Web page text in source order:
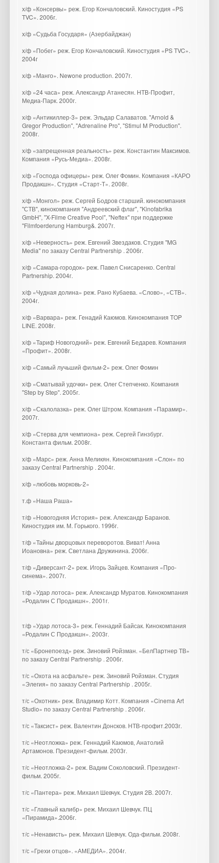
х/ф «Консервы» реж. Егор Кончаловский. Киностудия «PS
TVC». 2006г.
х/ф «Судьба Государя» (Азербайджан)
х/ф «Побег» реж. Егор Кончаловский. Киностудия «PS TVC».
2004г
х/ф «Манго». Newone production. 2007г.
х/ф «24 часа» реж. Александр Атанесян. НТВ-Профит,
Медиа-Парк. 2000г.
х/ф «Антикиллер-3» реж. Эльдар Салаватов. "Arnold &
Gregor Production", "Adrenaline Pro", "Stimul M Production".
2008г.
х/ф «запрещенная реальность» реж. Константин Максимов.
Компания «Русь-Медиа». 2008г.
х/ф «Господа офицеры» реж. Олег Фомин. Компания «КАРО
Продакшн». Студия «Старт-Т». 2008г.
х/ф «Монгол» реж. Сергей Бодров старший. кинокомпания
"СТВ", кинокомпания "Андреевский флаг", "Kinofabrika
GmbH", "X-Filme Creative Pool", "Neftex" при поддержке
"Filmfoerderung Hamburg&. 2007г.
х/ф «Неверность» реж. Евгений Звездаков. Студия "MG
Media" по заказу Central Partnership . 2006г.
х/ф «Самара-городок» реж. Павел Снисаренко. Central
Partnership. 2004г.
х/ф «Чудная долина» реж. Рано Кубаева. «Слово», «СТВ».
2004г.
х/ф «Варвара» реж. Генадий Каюмов. Кинокомпания TOP
LINE. 2008г.
х/ф «Тариф Новогодний» реж. Евгений Бедарев. Компания
«Профит». 2008г.
х/ф «Самый лучьший фильм-2» реж. Олег Фомин
х/ф «Сматывай удочки» реж. Олег Степченко. Компания
"Step by Step". 2005г.
х/ф «Скалолазка» реж. Олег Штром. Компания «Парамир».
2007г.
х/ф «Стерва для чемпиона» реж. Сергей Гинзбург.
Константа фильм. 2008г.
х/ф «Марс» реж. Анна Меликян. Кинокомпания «Слон» по
заказу Central Partnership . 2004г.
х/ф «любовь морковь-2»
т.ф «Наша Раша»
т/ф «Новогодняя История» реж. Александр Баранов.
Киностудия им. М. Горького. 1996г.
т/ф «Тайны дворцовых переворотов. Виват! Анна
Иоановна» реж. Светлана Дружинина. 2006г.
т/ф «Диверсант-2» реж. Игорь Зайцев. Компания «Про-
синема». 2007г.
т/ф «Удар лотоса» реж. Александр Муратов. Кинокомпания
«Родалин С Продакшн». 2001г.
т/ф «Удар лотоса-3» реж. Геннадий Байсак. Кинокомпания
«Родалин С Продакшн». 2003г.
т/с «Бронепоезд» реж. Зиновий Ройзман. «БелПартнер ТВ»
по заказу Central Partnership . 2006г.
т/с «Охота на асфальте» реж. Зиновий Ройзман. Студия
«Элегия» по заказу Central Partnership . 2005г.
т/с «Охотник» реж. Владимир Котт. Компания «Cinema Art
Studio» по заказу Central Partnership . 2006г.
т/с «Таксист» реж. Валентин Донсков. НТВ-профит.2003г.
т/с «Неотложка» реж. Геннадий Каюмов, Анатолий
Артамонов. Президент-фильм. 2003г.
т/с «Неотложка-2» реж. Вадим Соколовский. Президент-
фильм. 2005г.
т/с «Пантера» реж. Михаил Шевчук. Студия 2В. 2007г.
т/с «Главный калибр» реж. Михаил Шевчук. ПЦ
«Пирамида».2006г.
т/с «Ненависть» реж. Михаил Шевчук. Ода-фильм. 2008г.
т/с «Грехи отцов». «АМЕДИА». 2004г.